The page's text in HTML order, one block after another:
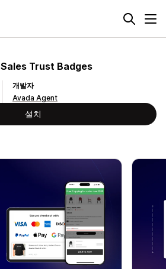
Trust Badges
개발자
Avada Agent
설치